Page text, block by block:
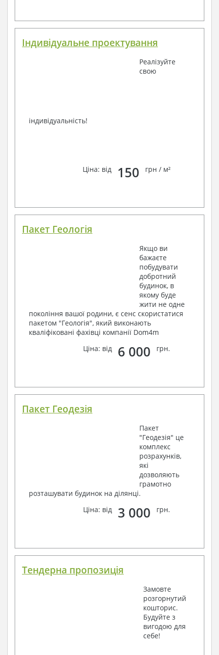
Індивідуальне проектування
Реалізуйте
свою
індивідуальність!
Ціна: від 150 грн / м²
Пакет Геологія
Якщо ви
бажаєте
побудувати
добротний
будинок, в
якому буде
жити не одне
покоління вашої родини, є сенс скористатися
пакетом "Геологія", який виконають
кваліфіковані фахівці компанії Dom4m
Ціна: від
6 000 грн.
Пакет Геодезія
Пакет
"Геодезія" це
комплекс
розрахунків,
які
дозволяють
грамотно
розташувати будинок на ділянці.
Ціна: від
3 000 грн.
Тендерна пропозиція
Замовте
розгорнутий
кошторис.
Будуйте з
вигодою для
себе!